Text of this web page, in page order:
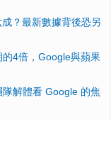
？最新數據背後恐另
4倍，Google與蘋果
解體看 Google 的焦